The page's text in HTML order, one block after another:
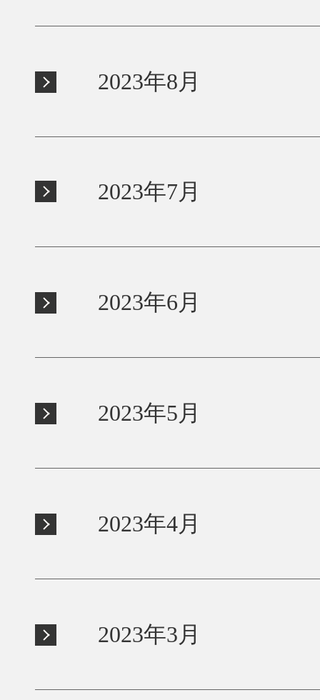
2023年8月
2023年7月
2023年6月
2023年5月
2023年4月
2023年3月